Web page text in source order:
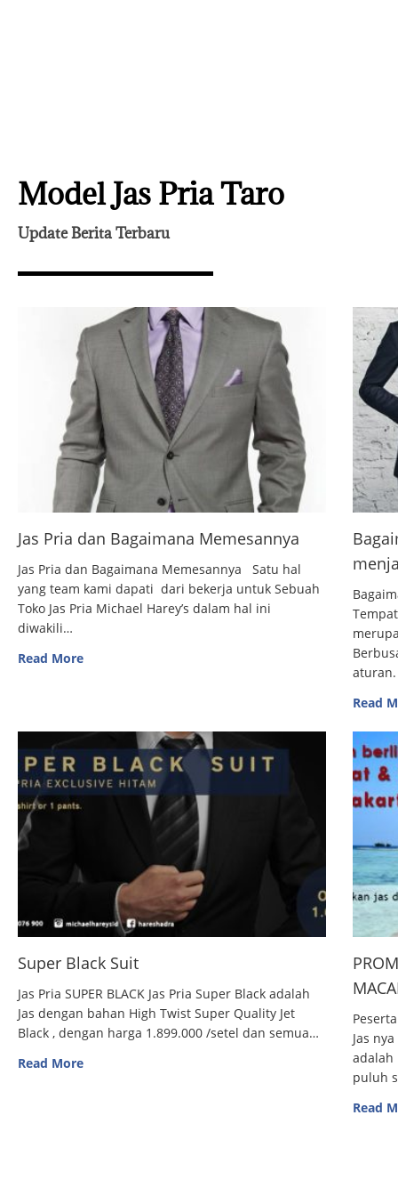
Model Jas Pria Taro
Update Berita Terbaru
Jas Pria dan Bagaimana Memesannya
Jas Pria dan Bagaimana Memesannya Satu hal
yang team kami dapati dari bekerja untuk Sebuah
Toko Jas Pria Michael Harey’s dalam hal ini
diwakili…
Read More
Read
Super Black Suit
Jas Pria SUPER BLACK Jas Pria Super Black adalah
Jas dengan bahan High Twist Super Quality Jet
Black , dengan harga 1.899.000 /setel dan semua…
Read More
Jas
adalah
puluh
Read